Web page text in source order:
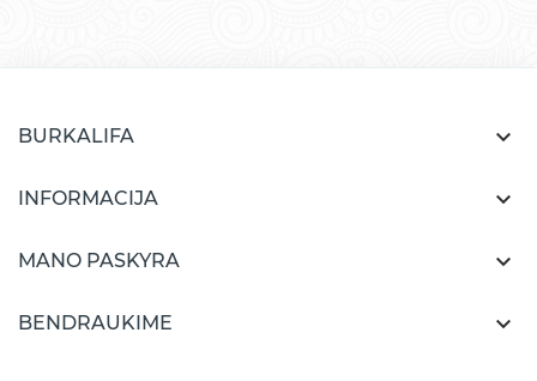
BURKALIFA 
INFORMACIJA 
MANO PASKYRA 
BENDRAUKIME 